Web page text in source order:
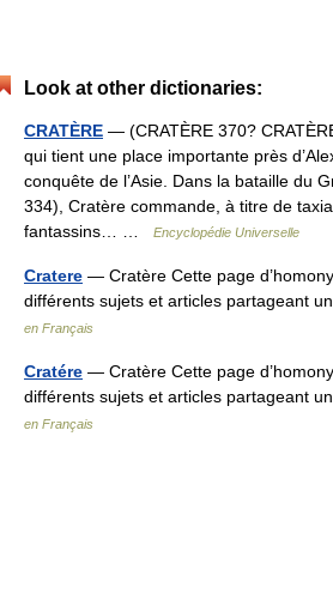
Look at other dictionaries:
CRATÈRE — (CRATÈRE 370?
qui tient une place importante près
conquête de l’Asie. Dans la bataille du
334), Cratère commande, à titre de
fantassins… …
Encyclopédie Universelle
Cratere — Cratère Cette page
différents sujets et articles partageant
en Français
Cratére — Cratère Cette page
différents sujets et articles partageant
en Français